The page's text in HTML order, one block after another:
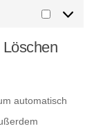
automatisch